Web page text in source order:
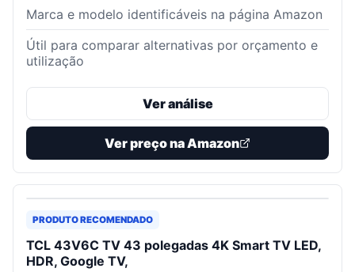
Marca e modelo identificáveis na página Amazon
Útil para comparar alternativas por orçamento e
utilização
Ver análise
Ver preço na Amazon
PRODUTO RECOMENDADO
TCL 43V6C TV 43 polegadas 4K Smart TV LED,
HDR, Google TV,